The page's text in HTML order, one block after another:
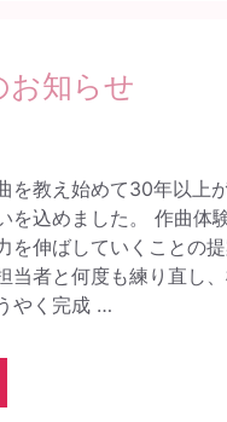
お知らせ
を教え始めて30年以上
を込めました。 作曲体
を伸ばしていくことの
当者と何度も練り直し
やく完成 …